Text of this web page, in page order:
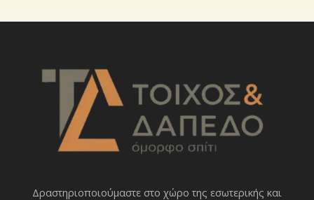
Δραστηριοποιoύμαστε στο χώρο της εσωτερικής και